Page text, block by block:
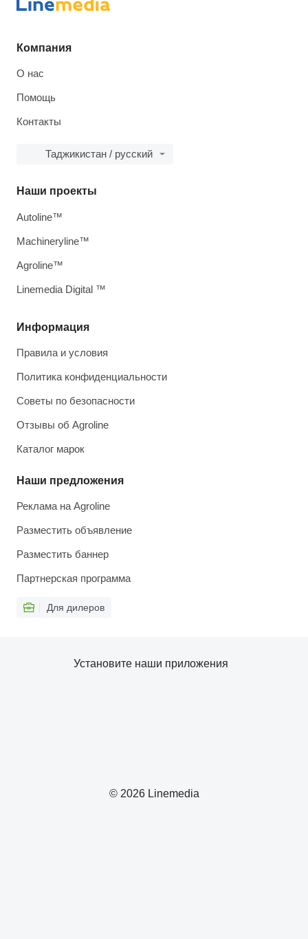
Компания
О нас
Помощь
Контакты
Таджикистан / русский
Информация
Правила и условия
Политика конфиденциальности
Советы по безопасности
Отзывы об Agroline
Каталог марок
Наши предложения
Реклама на Agroline
Разместить объявление
Разместить баннер
Партнерская программа
Для дилеров
Наши проекты
Autoline™
Machineryline™
Agroline™
Linemedia Digital ™
© 2026 Linemedia
Установите наши приложения